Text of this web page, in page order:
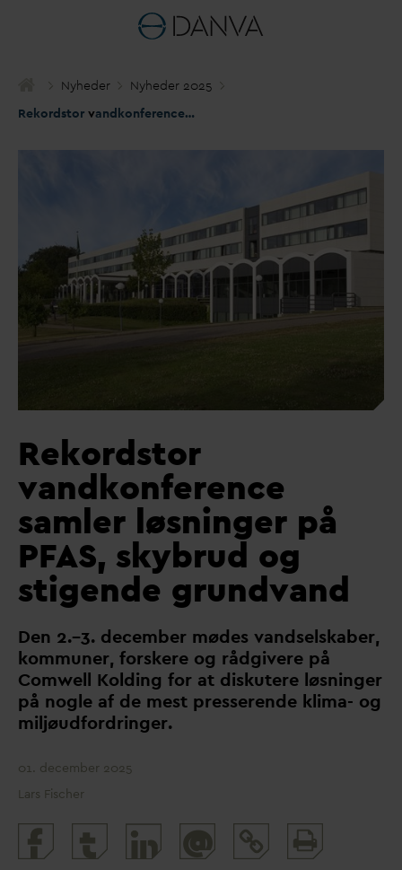
Nyheder
Nyheder 2025
Rekordstor vandkonference samler løsninger på PFAS, skybrud og stigende grund
Rekordstor
vandkonference
samler løsninger på
PFAS, skybrud og
stigende grundvand
Den 2.–3. december mødes vandselskaber,
kommuner, forskere og rådgivere på
Comwell Kolding for at diskutere løsninger
på nogle af de mest presserende klima- og
miljøudfordringer.
01. december 2025
Lars Fischer
@
and